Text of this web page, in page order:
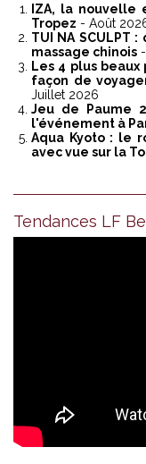
IZA, la nouvelle
Tropez - Août
TUI NA
massage chinois
Les 4 plus
façon de
Juillet 2026
Jeu de Paume
l'événement à
Aqua Kyoto : le
avec vue sur la
Tendances LF